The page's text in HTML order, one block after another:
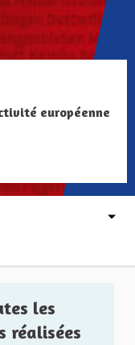
européenne
les
réalisées